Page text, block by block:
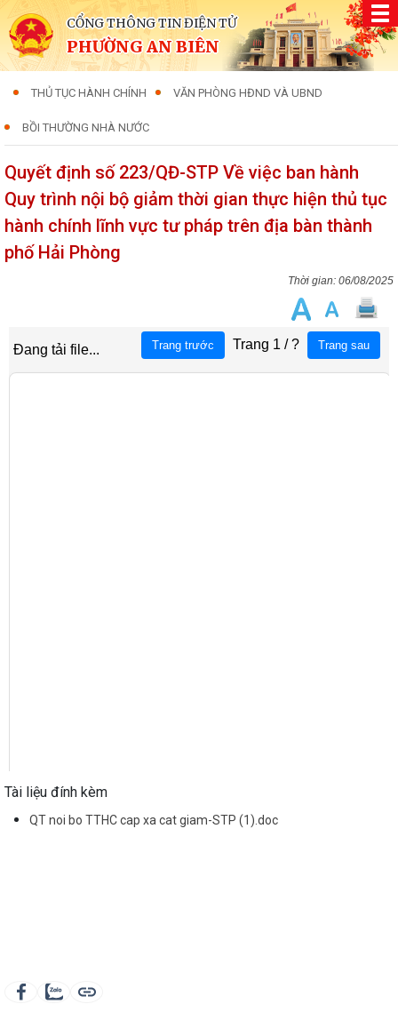
CỔNG THÔNG TIN ĐIỆN TỬ
PHƯỜNG AN BIÊN
THỦ TỤC HÀNH CHÍNH VĂN PHÒNG HĐND VÀ UBND
BỒI THƯỜNG NHÀ NƯỚC
Quyết định số 223/QĐ-STP Về việc ban hành
Quy trình nội bộ giảm thời gian thực hiện thủ tục
hành chính lĩnh vực tư pháp trên địa bàn thành
phố Hải Phòng
06/08/2025
Tài liệu đính kèm
QT noi bo TTHC cap xa cat giam-STP (1).doc